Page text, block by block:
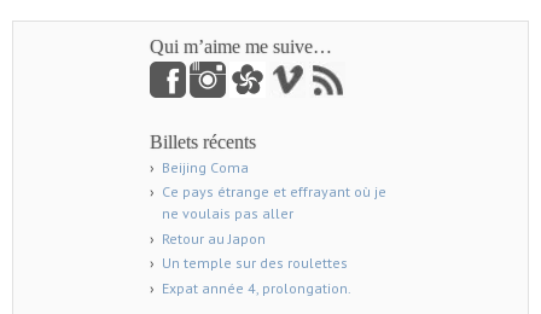
Qui m’aime me suive…
Billets récents
Beijing Coma
Ce pays étrange et effrayant où je
ne voulais pas aller
Retour au Japon
Un temple sur des roulettes
Expat année 4, prolongation.